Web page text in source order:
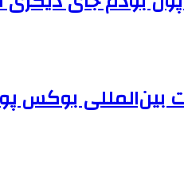
بین‌المللی بوکس